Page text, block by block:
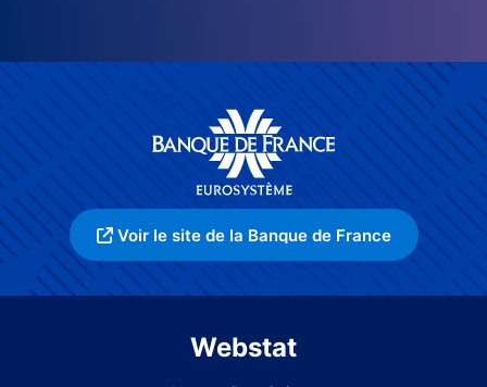
Voir le site de la Banque de France
Webstat